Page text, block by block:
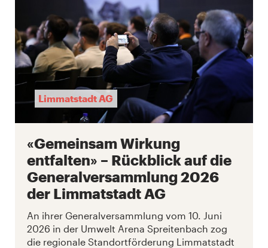
Limmatstadt AG
«Gemeinsam Wirkung
entfalten» – Rückblick auf die
Generalversammlung 2026
der Limmatstadt AG
An ihrer Generalversammlung vom 10. Juni
2026 in der Umwelt Arena Spreitenbach zog
die regionale Standortförderung Limmatstadt